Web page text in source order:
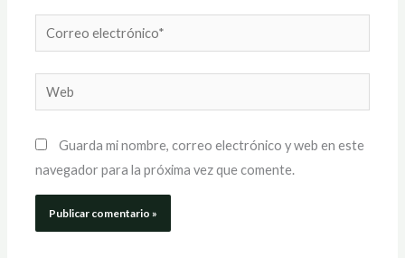
Correo
electrónico*
Web
Guarda mi nombre, correo electrónico y web en este
navegador para la próxima vez que comente.